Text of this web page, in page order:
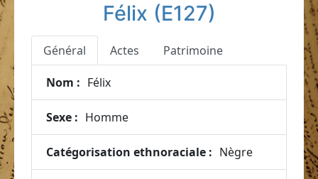
Félix (E127)
Général Actes Patrimoine
Nom : Félix
Sexe : Homme
Catégorisation ethnoraciale : Nègre